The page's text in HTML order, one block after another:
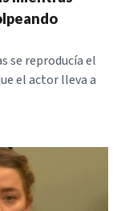
se reproducía el
el actor lleva a